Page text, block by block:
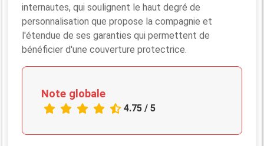
internautes, qui soulignent le haut degré de
personnalisation que propose la compagnie et
l'étendue de ses garanties qui permettent de
bénéficier d'une couverture protectrice.
Note globale
4.75 / 5